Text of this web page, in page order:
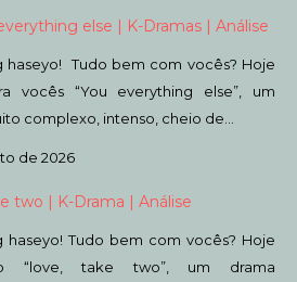
else | K-Dramas | Análise
haseyo! Tudo bem com vocês? Hoje
vocês “You everything else”, um
complexo, intenso, cheio de…
de 2026
two | K-Drama | Análise
haseyo! Tudo bem com vocês? Hoje
“love, take two”, um drama